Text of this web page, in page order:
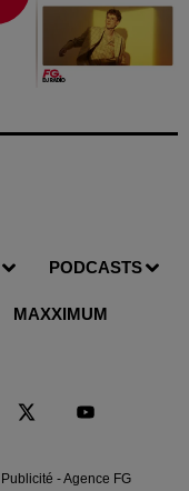
PODCASTS
MAXXIMUM
Publicité - Agence FG